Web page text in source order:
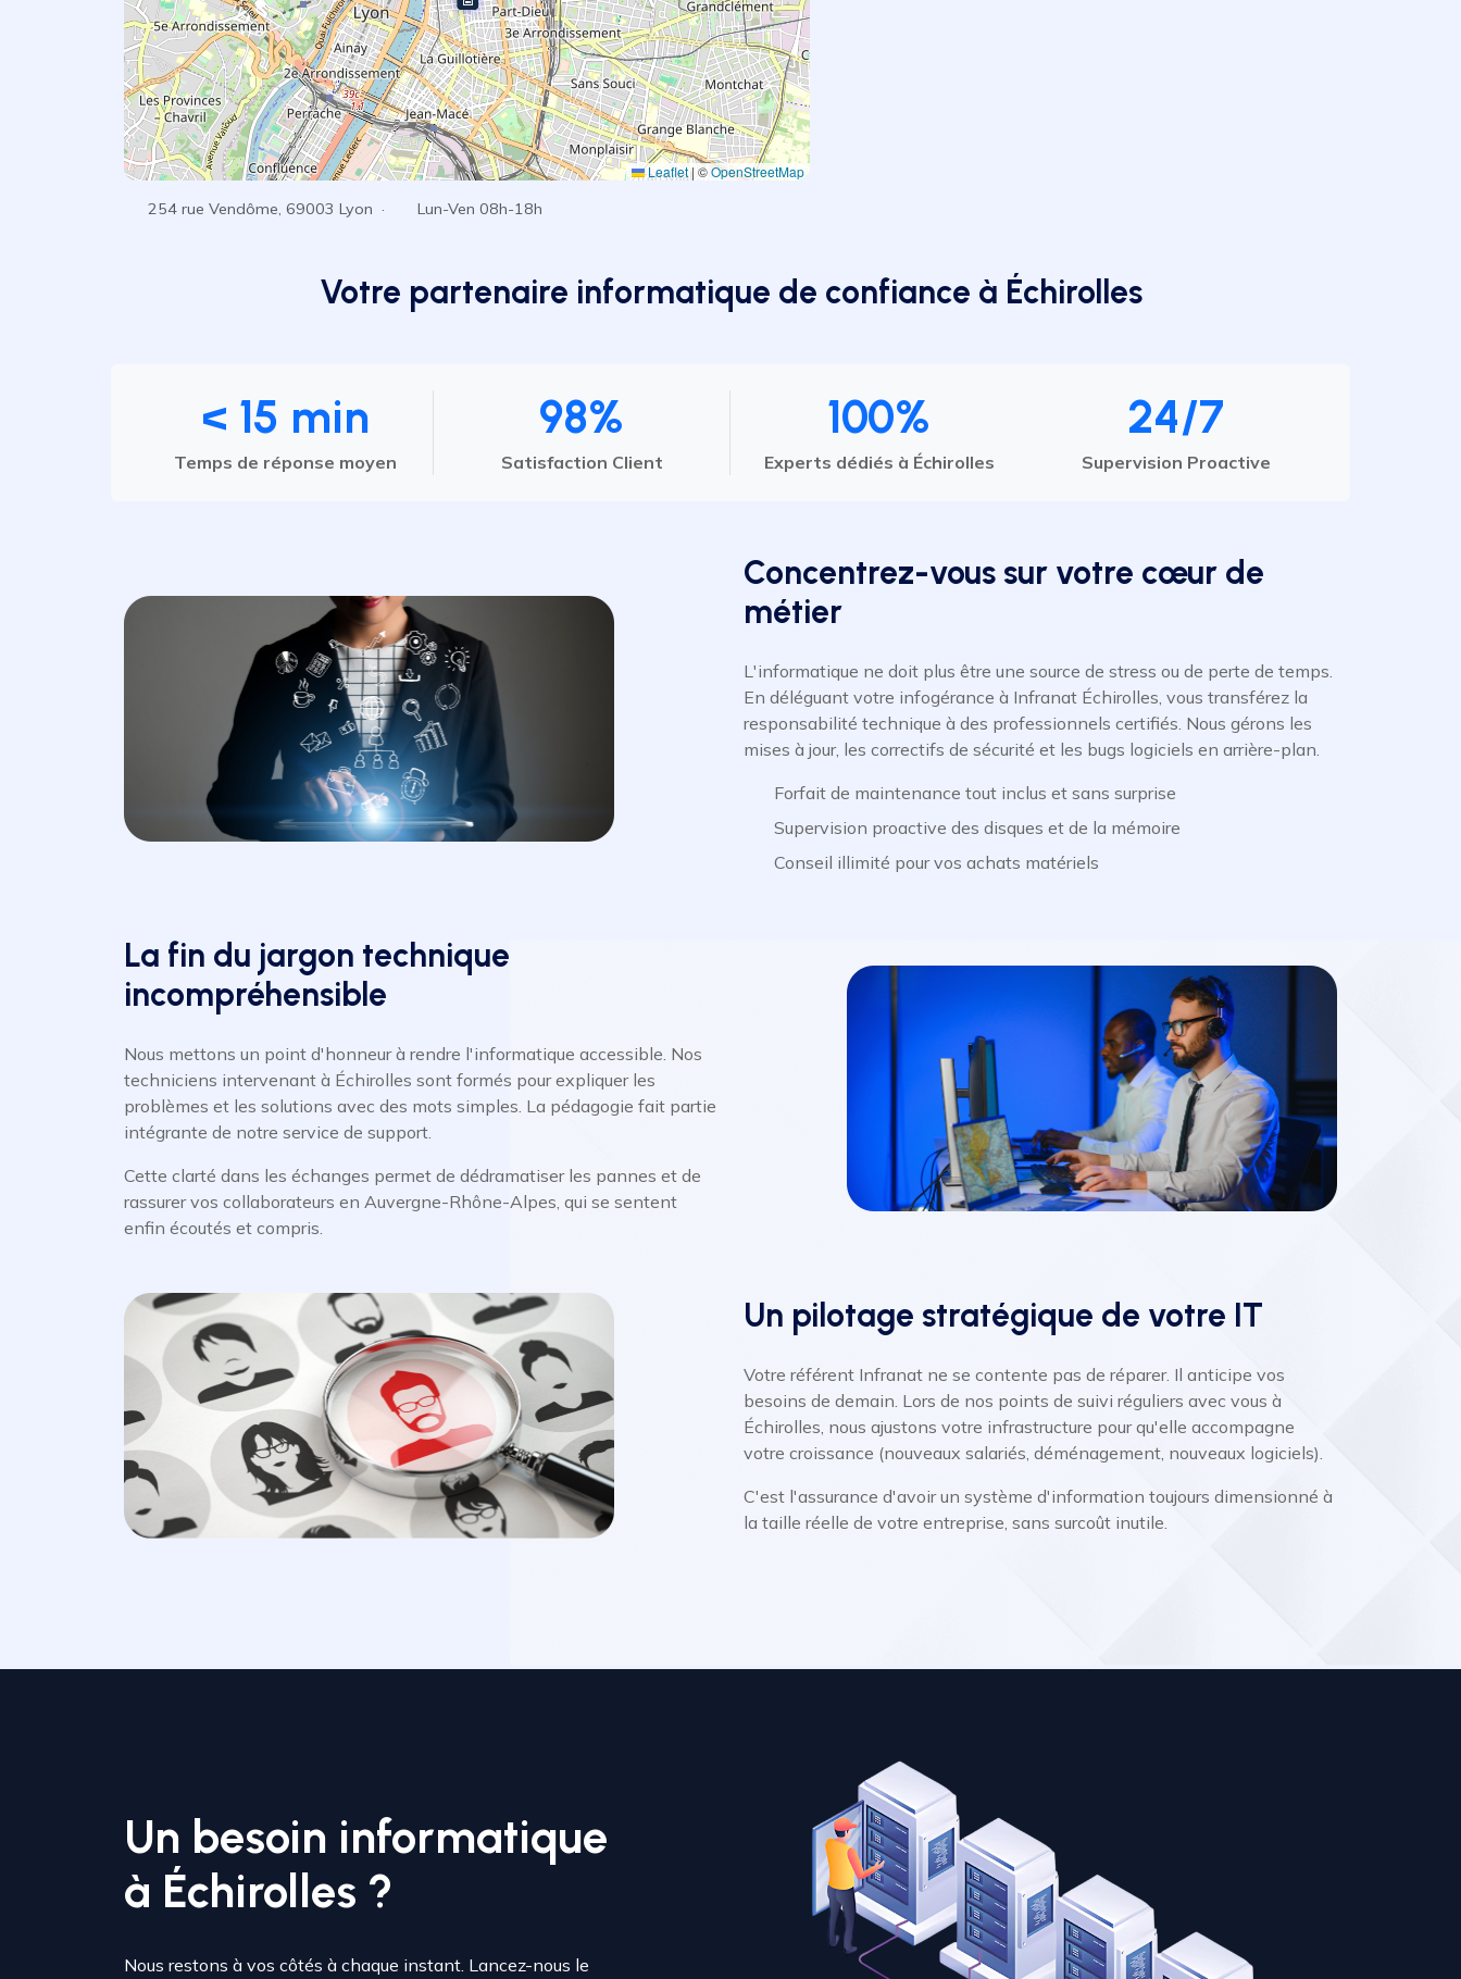
Leaflet| ©OpenStreetMap
254 rue Vendôme, 69003 Lyon · Lun-Ven 08h-18h
Votre partenaire informatique de confiance à Échirolles
< 15 min
Temps de réponse moyen
98%
Satisfaction Client
100%
Experts dédiés à Échirolles
24/7
Supervision Proactive
Concentrez-vous sur votre cœur de
métier
L'informatique ne doit plus être une source de stress ou de perte de temps.
En déléguant votre infogérance à Infranat Échirolles, vous transférez la
responsabilité technique à des professionnels certifiés. Nous gérons les
mises à jour, les correctifs de sécurité et les bugs logiciels en arrière-plan.
Forfait de maintenance tout inclus et sans surprise
Supervision proactive des disques et de la mémoire
Conseil illimité pour vos achats matériels
La fin du jargon technique
incompréhensible
Nous mettons un point d'honneur à rendre l'informatique accessible. Nos
techniciens intervenant à Échirolles sont formés pour expliquer les
problèmes et les solutions avec des mots simples. La pédagogie fait partie
intégrante de notre service de support.
Cette clarté dans les échanges permet de dédramatiser les pannes et de
rassurer vos collaborateurs en Auvergne-Rhône-Alpes, qui se sentent
enfin écoutés et compris.
Un pilotage stratégique de votre IT
Votre référent Infranat ne se contente pas de réparer. Il anticipe vos
besoins de demain. Lors de nos points de suivi réguliers avec vous à
Échirolles, nous ajustons votre infrastructure pour qu'elle accompagne
votre croissance (nouveaux salariés, déménagement, nouveaux logiciels).
C'est l'assurance d'avoir un système d'information toujours dimensionné à
la taille réelle de votre entreprise, sans surcoût inutile.
Un besoin informatique
à Échirolles ?
Nous restons à vos côtés à chaque instant. Lancez-nous le